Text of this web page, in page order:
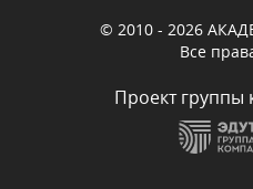
© 2010 - 2026
Все
Проект группы